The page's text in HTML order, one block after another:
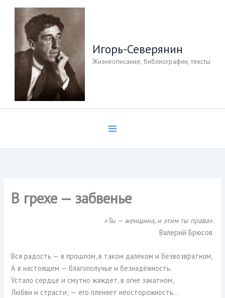
Перейти
содержимому
Игорь-Северянин
Жизнеописание, библиографии, тексты
В грехе — забвенье
«Ты — женщина, и этим ты права».
Валерий Брюсов.
Вся радость — в прошлом, в таком далёком и безвозвратном,
А в настоящем — благополучье и безнадёжность.
Устало сердце и смутно жаждет, в огне закатном,
Любви и страсти; — его пленяет неосторожность…